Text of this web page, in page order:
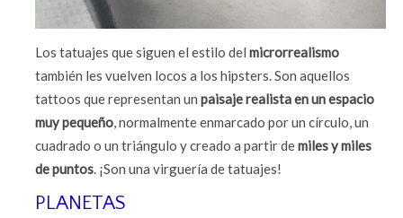
Los tatuajes que siguen el estilo delmicrorrealismo
también les vuelven locos a los hipsters. Son aquellos
tattoos que representan unpaisaje realista en un espacio
muy pequeño, normalmente enmarcado por un círculo, un
cuadrado o un triángulo y creado a partir demiles y miles
de puntos. ¡Son una virguería de tatuajes!
PLANETAS